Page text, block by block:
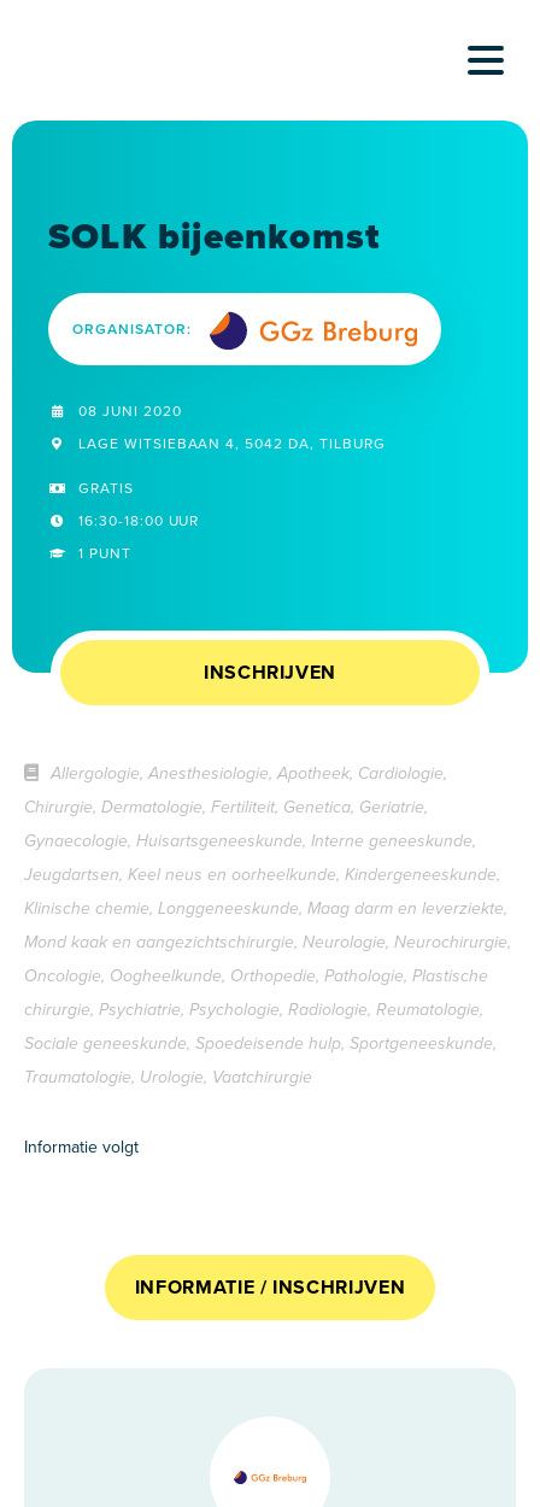
SOLK bijeenkomst
ORGANISATOR:
08 JUNI 2020
LAGE WITSIEBAAN 4, 5042 DA, TILBURG
GRATIS
16:30-18:00 UUR
1 PUNT
INSCHRIJVEN
Allergologie, Anesthesiologie, Apotheek, Cardiologie,
Chirurgie, Dermatologie, Fertiliteit, Genetica, Geriatrie,
Gynaecologie, Huisartsgeneeskunde, Interne geneeskunde,
Jeugdartsen, Keel neus en oorheelkunde, Kindergeneeskunde,
Klinische chemie, Longgeneeskunde, Maag darm en leverziekte,
Mond kaak en aangezichtschirurgie, Neurologie, Neurochirurgie,
Oncologie, Oogheelkunde, Orthopedie, Pathologie, Plastische
chirurgie, Psychiatrie, Psychologie, Radiologie, Reumatologie,
Sociale geneeskunde, Spoedeisende hulp, Sportgeneeskunde,
Traumatologie, Urologie, Vaatchirurgie
Informatie volgt
INFORMATIE / INSCHRIJVEN